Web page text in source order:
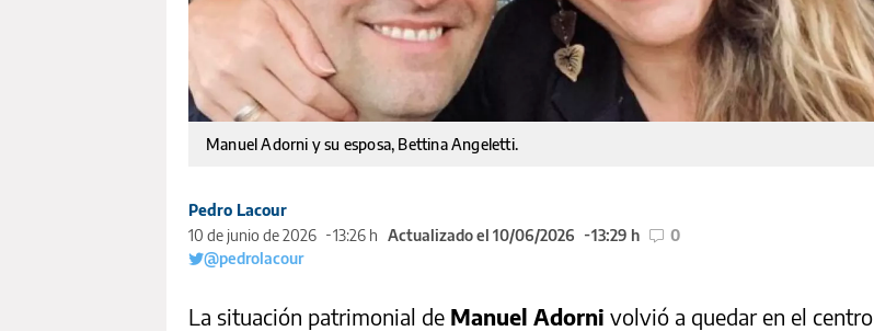
Manuel Adorni y su esposa, Bettina Angeletti.
Pedro Lacour
10 de junio de 2026
13:26 h Actualizado el 10/06/2026 13:29 h
0
@pedrolacour
La situación patrimonial de Manuel Adorni volvió a quedar en el centro